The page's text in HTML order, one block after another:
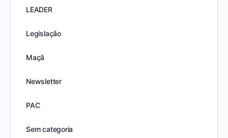
LEADER
Legislação
Maçã
Newsletter
PAC
Sem categoria